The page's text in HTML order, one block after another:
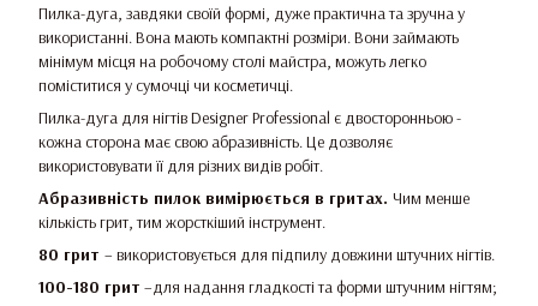
Пилка-дуга, завдяки своїй формі, дуже практична та зручна у
використанні. Вона мають компактні розміри. Вони займають
мінімум місця на робочому столі майстра, можуть легко
поміститися у сумочці чи косметичці.
Пилка-дуга для нігтів Designer Professional є двосторонньою -
кожна сторона має свою абразивність. Це дозволяє
використовувати її для різних видів робіт.
Абразивність пилок вимірюється в гритах. Чим менше
кількість грит, тим жорсткіший інструмент.
80 грит – використовується для підпилу довжини штучних нігтів.
100-180 грит –для надання гладкості та форми штучним нігтям;